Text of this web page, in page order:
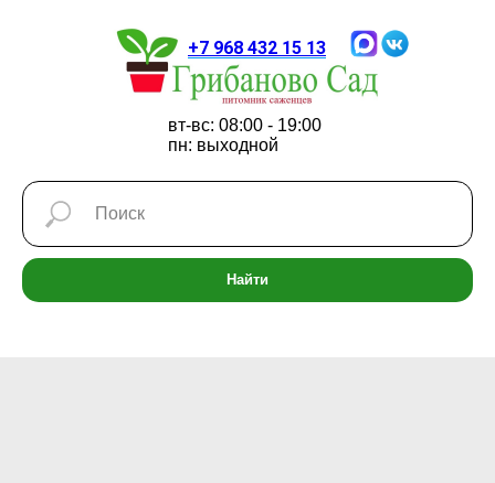
+7 968 432 15 13
вт-вс: 08:00 - 19:00
пн: выходной
Найти